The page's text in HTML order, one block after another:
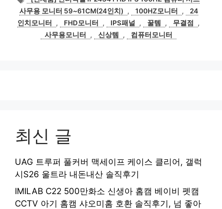
그
사무용 모니터 59~61CM(24인치)
, 100HZ모니터 ,
24
인치모니터
, FHD모니터 , IPS패널 , 꿀템 , 무결점
,
사무용모니터
, 신상템 , 컴퓨터모니터
최신 글
UAG 트루퍼 풀커버 맥세이프 케이스 클리어, 갤럭
시S26 울트라 내돈내산 솔직후기
IMILAB C22 500만화소 신생아 홈캠 베이비 펫캠
CCTV 아기 홈캠 샤오미홈 호환 솔직후기, 넘 좋아